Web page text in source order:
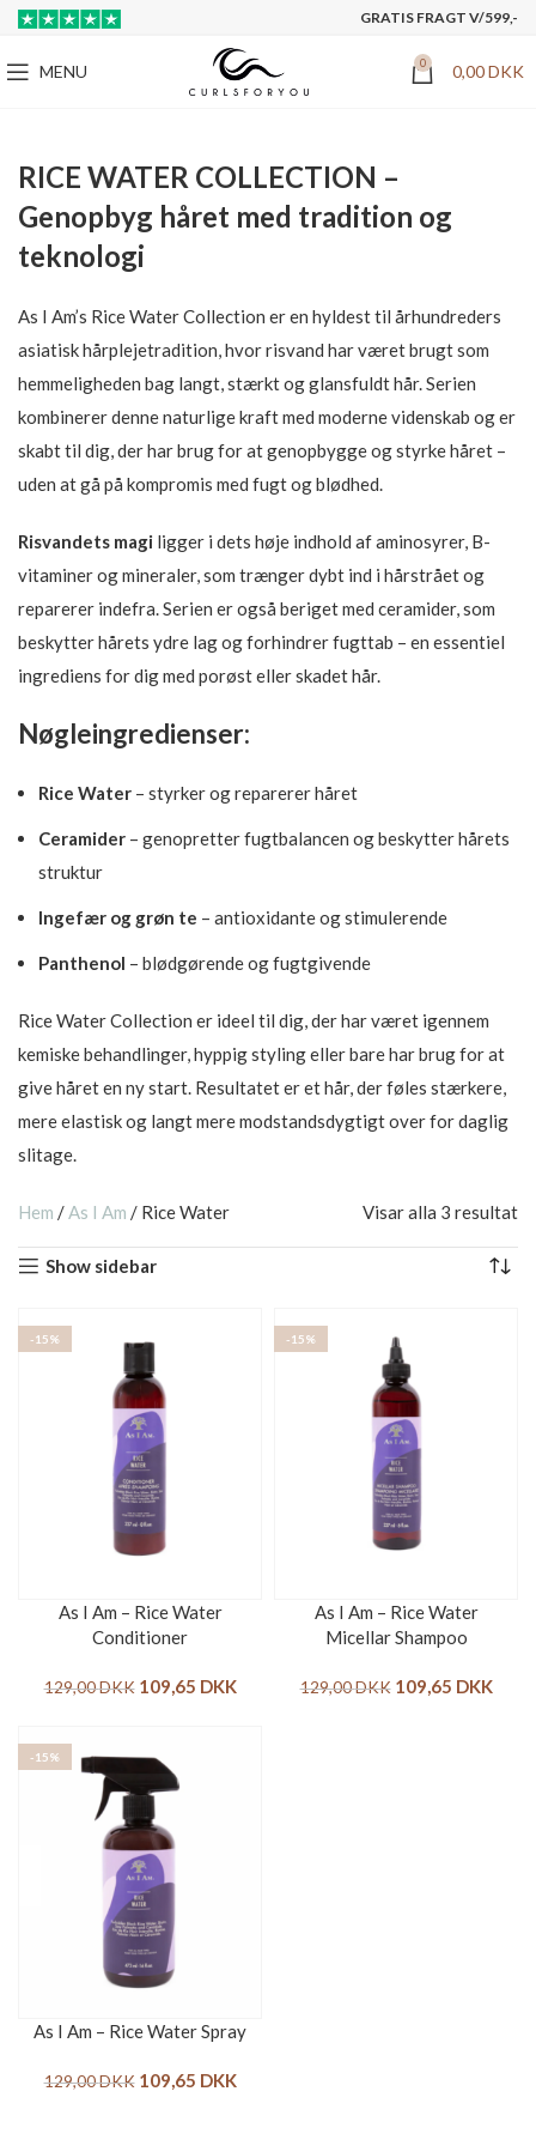
GRATIS FRAGT V/599,-
MENU 0 0,00DKK
RICE WATER COLLECTION –
Genopbyg håret med tradition og
teknologi
As I Am’s Rice Water Collection er en hyldest til århundreders
asiatisk hårplejetradition, hvor risvand har været brugt som
hemmeligheden bag langt, stærkt og glansfuldt hår. Serien
kombinerer denne naturlige kraft med moderne videnskab og er
skabt til dig, der har brug for at genopbygge og styrke håret –
uden at gå på kompromis med fugt og blødhed.
Risvandets magi ligger i dets høje indhold af aminosyrer, B-
vitaminer og mineraler, som trænger dybt ind i hårstrået og
reparerer indefra. Serien er også beriget med ceramider, som
beskytter hårets ydre lag og forhindrer fugttab – en essentiel
ingrediens for dig med porøst eller skadet hår.
Nøgleingredienser:
Rice Water – styrker og reparerer håret
Ceramider – genopretter fugtbalancen og beskytter hårets
struktur
Ingefær og grøn te – antioxidante og stimulerende
Panthenol – blødgørende og fugtgivende
Rice Water Collection er ideel til dig, der har været igennem
kemiske behandlinger, hyppig styling eller bare har brug for at
give håret en ny start. Resultatet er et hår, der føles stærkere,
mere elastisk og langt mere modstandsdygtigt over for daglig
slitage.
Hem /As I Am / Rice Water Visar alla 3 resultat
Show sidebar
-15%
As I Am – Rice Water
Conditioner
129,00DKK 109,65 DKK
-15%
As I Am – Rice Water
Micellar Shampoo
129,00DKK 109,65 DKK
-15%
As I Am – Rice Water Spray
129,00DKK 109,65 DKK